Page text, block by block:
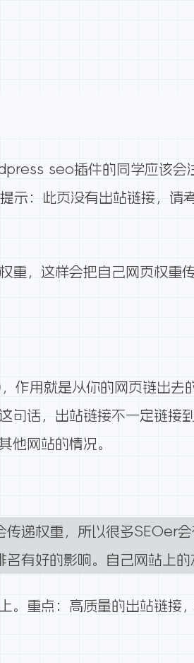
seo插件的同学应该会
示：此页没有出站链接，请
重，这样会把自己网页权重
用就是从你的网页链出去
句话，出站链接不一定链接
他网站的情况。
递权重，所以很多SEOer
有好的影响。自己网站上
。重点：高质量的出站链接